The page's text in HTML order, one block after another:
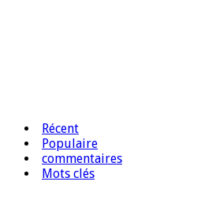
Récent
Populaire
commentaires
Mots clés